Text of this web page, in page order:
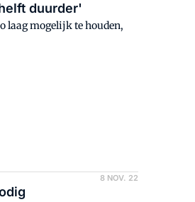
duurder'
laag mogelijk te houden,
8 NOV. 22